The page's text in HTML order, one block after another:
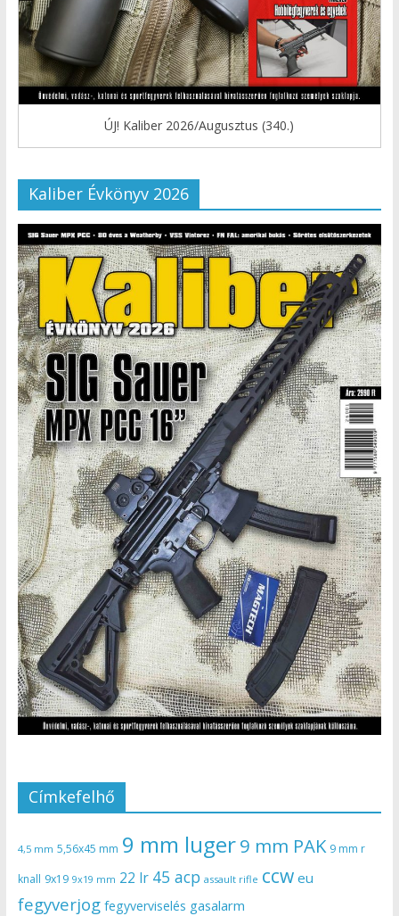
ÚJ! Kaliber 2026/Augusztus (340.)
Kaliber Évkönyv 2026
Címkefelhő
4,5 mm 5,56x45 mm 9 mm luger9 mm PAK 9 mm r
knall 9x19 9x19 mm 22 lr 45 acp assault rifle ccw eu
fegyverjog fegyverviselés gasalarm